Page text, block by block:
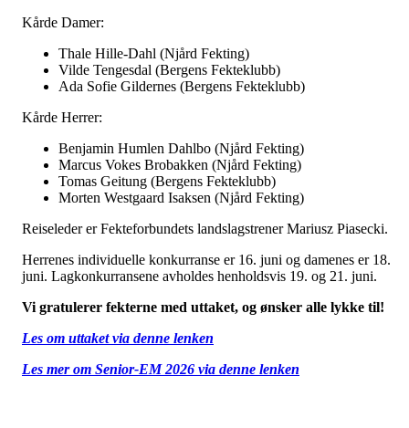
Kårde Damer:
Thale Hille-Dahl (Njård Fekting)
Vilde Tengesdal (Bergens Fekteklubb)
Ada Sofie Gildernes (Bergens Fekteklubb)
Kårde Herrer:
Benjamin Humlen Dahlbo (Njård Fekting)
Marcus Vokes Brobakken (Njård Fekting)
Tomas Geitung (Bergens Fekteklubb)
Morten Westgaard Isaksen (Njård Fekting)
Reiseleder er Fekteforbundets landslagstrener Mariusz Piasecki.
Herrenes individuelle konkurranse er 16. juni og damenes er 18.
juni. Lagkonkurransene avholdes henholdsvis 19. og 21. juni.
Vi gratulerer fekterne med uttaket, og ønsker alle lykke til!
Les om uttaket via denne lenken
Les mer om Senior-EM 2026 via denne lenken